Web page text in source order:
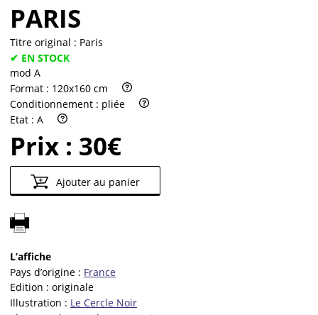
PARIS
Titre original : Paris
✔ EN STOCK
mod A
Format : 120x160 cm
Conditionnement : pliée
Etat : A
Prix : 30€
Ajouter au panier
L’affiche
Pays d’origine : France
Edition : originale
Illustration : Le Cercle Noir